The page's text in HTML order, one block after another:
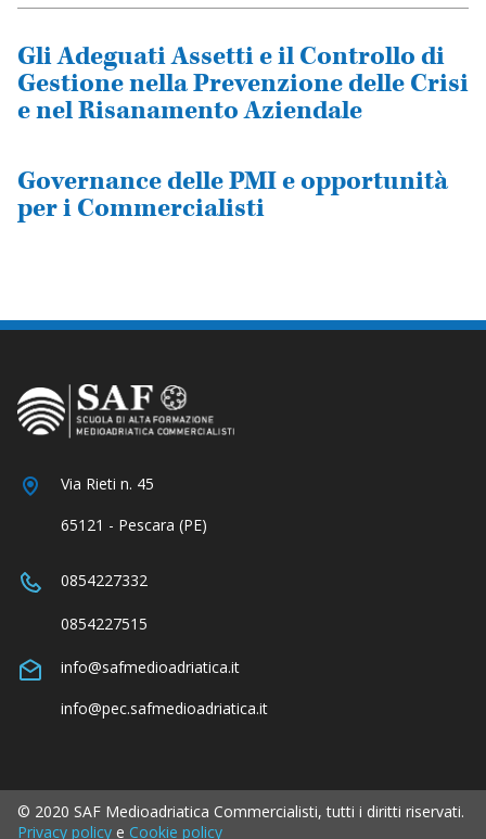
Gli Adeguati Assetti e il Controllo di
Gestione nella Prevenzione delle Crisi
e nel Risanamento Aziendale
Governance delle PMI e opportunità
per i Commercialisti
Via Rieti n. 45
65121 - Pescara (PE)
0854227332
0854227515
info@safmedioadriatica.it
info@pec.safmedioadriatica.it
© 2020 SAF Medioadriatica Commercialisti, tutti i diritti riservati.
Privacy policy e Cookie policy